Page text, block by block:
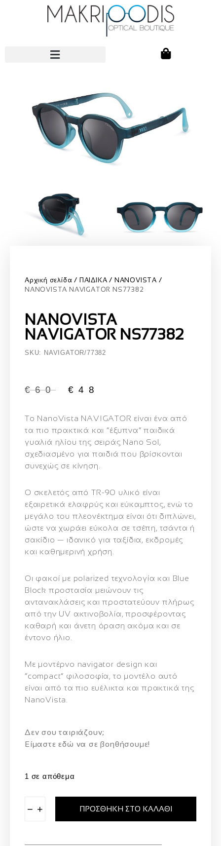
Αρχική σελίδα ΠΑΙΔΙΚΑ
NANOVISTA
NANOVISTA NAVIGATOR NS77382
NANOVISTA
NAVIGATOR NS77382
SKU: NAVIGATOR/77382
€60 € 48
Το NanoVista NAVIGATOR είναι ένα από
τα πιο πρακτικά και “έξυπνα” παιδικά
γυαλιά ηλίου της σειράς Nano Sol,
σχεδιασμένο για παιδιά που βρίσκονται
συνεχώς σε κίνηση.
Ο σκελετός από TR-90 υλικό είναι
εξαιρετικά ελαφρύς και εύκαμπτος, ενώ το
μεγάλο του πλεονέκτημα είναι ότι διπλώνει,
ώστε να χωράει εύκολα σε τσέπη, τσάντα ή
σακίδιο — ιδανικό για ταξίδια, εκδρομές
και καθημερινή χρήση.
Οι φακοί με polarized τεχνολογία και Blue
Block προστασία μειώνουν τις
αντανακλάσεις και προστατεύουν πλήρως
από την UV ακτινοβολία, προσφέροντας
καθαρή και άνετη όραση ακόμα και σε
έντονο ήλιο.
Με μοντέρνο navigator design και
“compact” φιλοσοφία, το μοντέλο αυτό
είναι από τα πιο ευέλικτα και πρακτικά της
NanoVista.
Δεν σου ταιριάζουν;
Eίμαστε εδώ να σε βοηθήσουμε!
1 σε απόθεμα
− + ΠΡΟΣΘΉΚΗ ΣΤΟ ΚΑΛΆΘΙ